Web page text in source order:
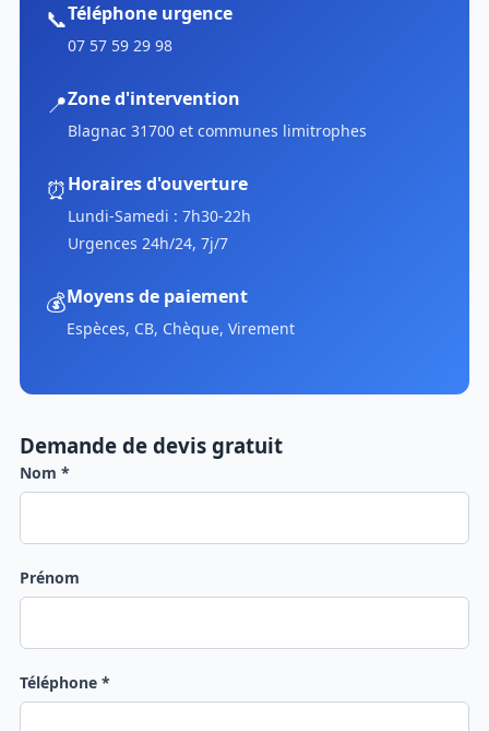
📞Téléphone urgence
07 57 59 29 98
📍Zone d'intervention
Blagnac 31700 et communes limitrophes
⏰Horaires d'ouverture
Lundi-Samedi : 7h30-22h
Urgences 24h/24, 7j/7
💰Moyens de paiement
Espèces, CB, Chèque, Virement
Demande de devis gratuit
Nom *
Prénom
Téléphone *